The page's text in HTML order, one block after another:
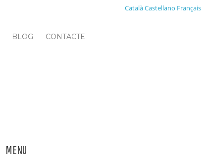
CatalàCastellano Français
BLOG CONTACTE
MENU